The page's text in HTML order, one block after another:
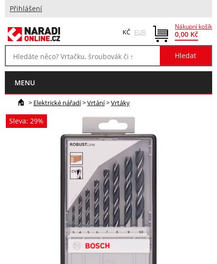
Přihlášení
Nákupní košík
0,00 Kč
KČ EUR
MENU
> Elektrické nářadí>Vrtání>Vrtáky
Sleva: 29%